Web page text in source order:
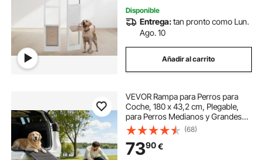
Disponible
Entrega:tan pronto como Lun.
Ago. 10
Añadir al carrito
VEVOR Rampa para Perros para
Coche, 180 x 43,2 cm, Plegable,
para Perros Medianos y Grandes
de hasta 113 kg, con Superficie de
Tela Oxford Antideslizante, Portátil,
para Exteriores, SUV y Camión
(68)
7390€